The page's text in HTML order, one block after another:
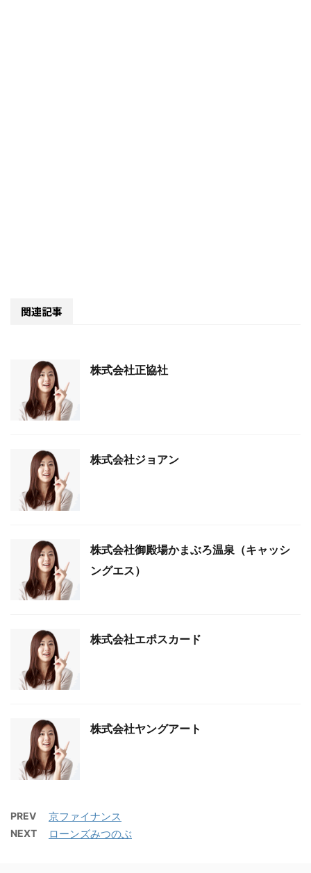
関連記事
株式会社正協社
株式会社ジョアン
株式会社御殿場かまぶろ温泉（キャッシ
ングエス）
株式会社エポスカード
株式会社ヤングアート
PREV 京ファイナンス
NEXT ローンズみつのぶ